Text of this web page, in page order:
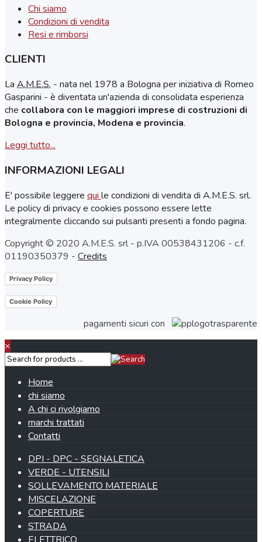
Chi siamo
Condizioni di vendita
Resi e rimborsi
CLIENTI
La A.M.E.S. - nata nel 1978 a Bologna per iniziativa di Romeo
Gasparini - è diventata un'azienda di consolidata esperienza
che collabora con le maggiori imprese di costruzioni di
Bologna e provincia, Modena e provincia.
Leggi tutto...
INFORMAZIONI LEGALI
E' possibile leggere qui le condizioni di vendita di A.M.E.S. srl.
Le policy di privacy e cookies possono essere lette
integralmente cliccando sui pulsanti presenti a fondo pagina.
Copyright © 2020 A.M.E.S. srl - p.IVA 00538431206 - c.f.
01190350379 - Credits
Privacy Policy
Cookie Policy
pagamenti sicuri con
×
Home
chi siamo
A chi ci rivolgiamo
marchi trattati
Contatti
DPI - DPC - SEGNALETICA
VERDE - UTENSILI
SOLLEVAMENTO MATERIALE
MISCELAZIONE
COPERTURE
STRADA